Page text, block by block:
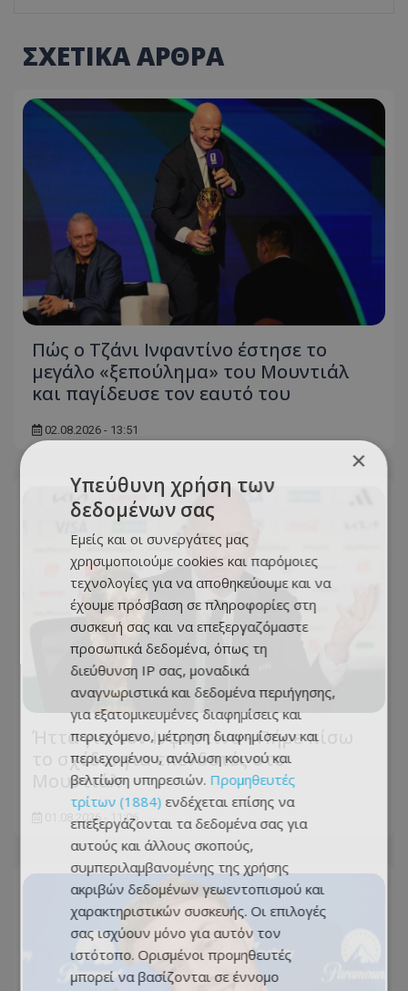
ΣΧΕΤΙΚΑ ΑΡΘΡΑ
Πώς ο Τζάνι Ινφαντίνο έστησε το
μεγάλο «ξεπούλημα» του Μουντιάλ
και παγίδευσε τον εαυτό του
02.08.2026 - 13:51
Ήττα για τον Ινφαντίνο - Πήρε πίσω
το σχέδιο για επενδυτές στο
Μουντιάλ
01.08.2026 - 11:06
×
Υπεύθυνη χρήση των
δεδομένων σας
Εμείς και οι συνεργάτες μας
χρησιμοποιούμε cookies και παρόμοιες
τεχνολογίες για να αποθηκεύουμε και να
έχουμε πρόσβαση σε πληροφορίες στη
συσκευή σας και να επεξεργαζόμαστε
προσωπικά δεδομένα, όπως τη
διεύθυνση IP σας, μοναδικά
αναγνωριστικά και δεδομένα περιήγησης,
για εξατομικευμένες διαφημίσεις και
περιεχόμενο, μέτρηση διαφημίσεων και
περιεχομένου, ανάλυση κοινού και
βελτίωση υπηρεσιών. Προμηθευτές
τρίτων (1884) ενδέχεται επίσης να
επεξεργάζονται τα δεδομένα σας για
αυτούς και άλλους σκοπούς,
συμπεριλαμβανομένης της χρήσης
ακριβών δεδομένων γεωεντοπισμού και
χαρακτηριστικών συσκευής. Οι επιλογές
σας ισχύουν μόνο για αυτόν τον
ιστότοπο. Ορισμένοι προμηθευτές
μπορεί να βασίζονται σε έννομο